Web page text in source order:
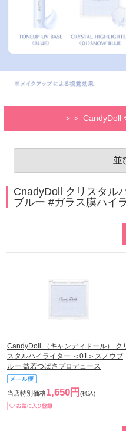
CandyDoll
並
CnadyDoll クリスタル
ブルー #ガラス膜ハイ
CandyDoll （キャンディドール） ク
スタルハイライター ＜01＞スノウブ
ルー 益若つばさプロデュース
当店特別価格1,650円 (税込)